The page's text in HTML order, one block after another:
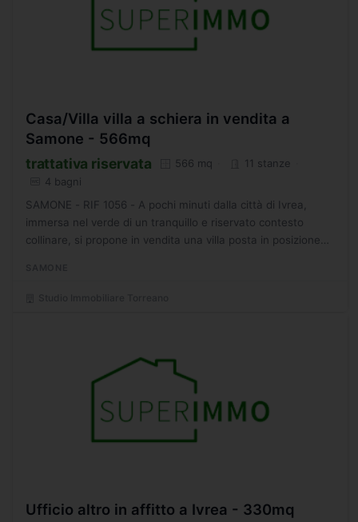
Casa/Villa villa a schiera in vendita a
Samone - 566mq
trattativa riservata 566 mq
11 stanze
4 bagni
SAMONE - RIF 1056 - A pochi minuti dalla città di Ivrea,
immersa nel verde di un tranquillo e riservato contesto
collinare, si propone in vendita una villa posta in posizione
Ufficio altro in affitto a Ivrea - 330mq